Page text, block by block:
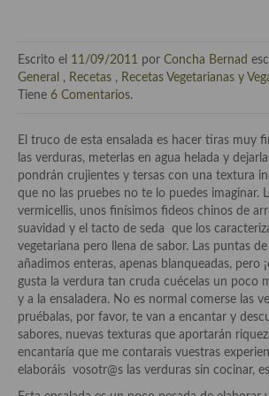
Tiendas especiales
Especias, hierbas, condimentos,
Historia de la gastronomía, platos celebres,
historias culinarias y otras cosas
Origen y evolución de la comida
Protocolo y buenas maneras.
Ocio – restaurantes, bares, tabernas
Viajes eno-gastro-turísticos
En El Candelero
Escrito el 11/09/2011 por Concha Bernad
General
, Recetas , Recetas Vegetarianas y
Tiene 6 Comentarios.
El truco de esta ensalada es hacer tiras muy
las verduras, meterlas en agua helada y
pondrán crujientes y tersas con una textura
que no las pruebes no te lo puedes imaginar.
vermicellis, unos finísimos fideos chinos de
suavidad y el tacto de seda que los
vegetariana pero llena de sabor. Las puntas
añadimos enteras, apenas blanqueadas, pero
gusta la verdura tan cruda cuécelas un poco
y a la ensaladera. No es normal comerse las
pruébalas, por favor, te van a encantar y
sabores, nuevas texturas que aportarán
encantaría que me contarais vuestras
elaboráis vosotr@s las verduras sin cocinar,